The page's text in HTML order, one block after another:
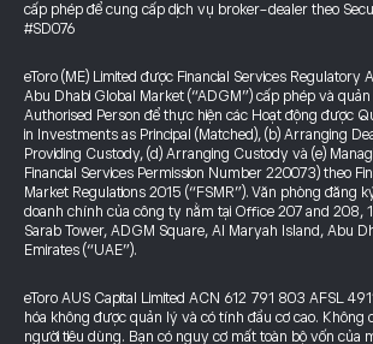
cấp phép để cung cấp dịch vụ broker-dealer theo
#SD076
eToro (ME) Limited được Financial Services Regulatory
Abu Dhabi Global Market (“ADGM”) cấp phép và
Authorised Person để thực hiện các Hoạt động được
in Investments as Principal (Matched), (b) Arranging
Providing Custody, (d) Arranging Custody và (e)
Financial Services Permission Number 220073) theo
Market Regulations 2015 (“FSMR”). Văn phòng đăng
doanh chính của công ty nằm tại Office 207 and 208,
Sarab Tower, ADGM Square, Al Maryah Island, Abu
Emirates (“UAE”).
eToro AUS Capital Limited ACN 612 791 803 AFSL
hóa không được quản lý và có tính đầu cơ cao. Không
người tiêu dùng. Bạn có nguy cơ mất toàn bộ vốn của